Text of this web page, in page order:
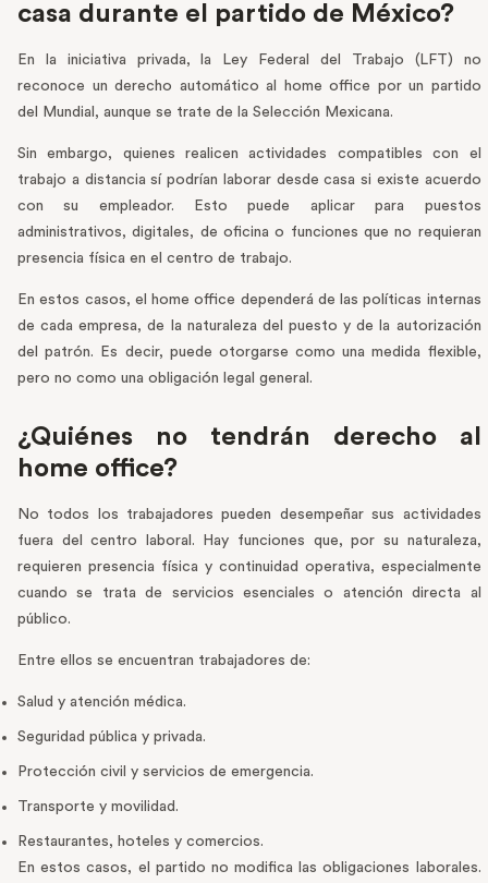
casa durante el partido de México?
En la iniciativa privada, la Ley Federal del Trabajo (LFT) no
reconoce un derecho automático al home office por un partido
del Mundial, aunque se trate de la Selección Mexicana.
Sin embargo, quienes realicen actividades compatibles con el
trabajo a distancia sí podrían laborar desde casa si existe acuerdo
con su empleador. Esto puede aplicar para puestos
administrativos, digitales, de oficina o funciones que no requieran
presencia física en el centro de trabajo.
En estos casos, el home office dependerá de las políticas internas
de cada empresa, de la naturaleza del puesto y de la autorización
del patrón. Es decir, puede otorgarse como una medida flexible,
pero no como una obligación legal general.
¿Quiénes no tendrán derecho al
home office?
No todos los trabajadores pueden desempeñar sus actividades
fuera del centro laboral. Hay funciones que, por su naturaleza,
requieren presencia física y continuidad operativa, especialmente
cuando se trata de servicios esenciales o atención directa al
público.
Entre ellos se encuentran trabajadores de:
Salud y atención médica.
Seguridad pública y privada.
Protección civil y servicios de emergencia.
Transporte y movilidad.
Restaurantes, hoteles y comercios.
En estos casos, el partido no modifica las obligaciones laborales.